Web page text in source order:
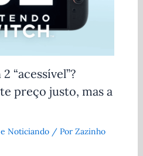
“acessível”?
preço justo, mas a
Noticiando/ Por Zazinho